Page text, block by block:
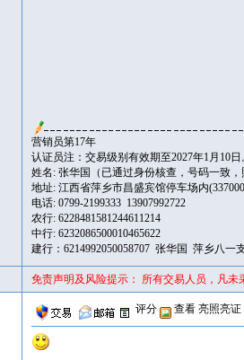
营销员第17年
认证员注：交易级别有效期至2027年1月10日
姓名: 张华国（已通过身份核查，号码一致
地址: 江西省萍乡市昌盛宾馆停车场内
电话: 0799-2199333 13907992722
农行: 6228481581244611214
中行: 6232086500010465622
建行：6214992050058707 张华国 萍乡八一
免责声明及风险提示： 所有交易人员，凡
评分 查看 亮照亮证